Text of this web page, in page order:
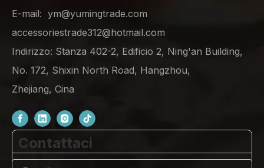
E-mail: ym@yumingtrade.com
accessoriestrade312@hotmail.com
Indirizzo: Stanza 402-2, Edificio 2, Ning'an Building,
No. 172, Shixin North Road, Hangzhou,
Zhejiang, Cina
Contattaci